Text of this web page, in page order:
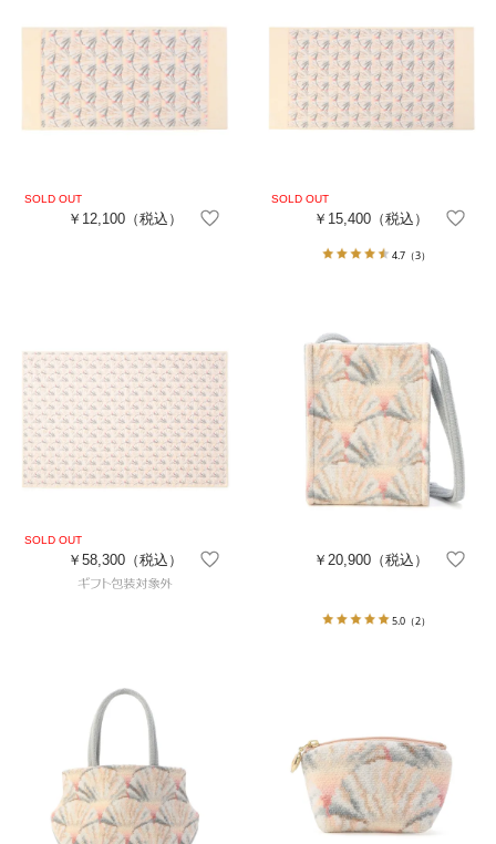
￥12,100（税込） ￥15,400 （税込）
4.7（3）
￥58,300（税込） ￥20,900 （税込）
5.0（2）